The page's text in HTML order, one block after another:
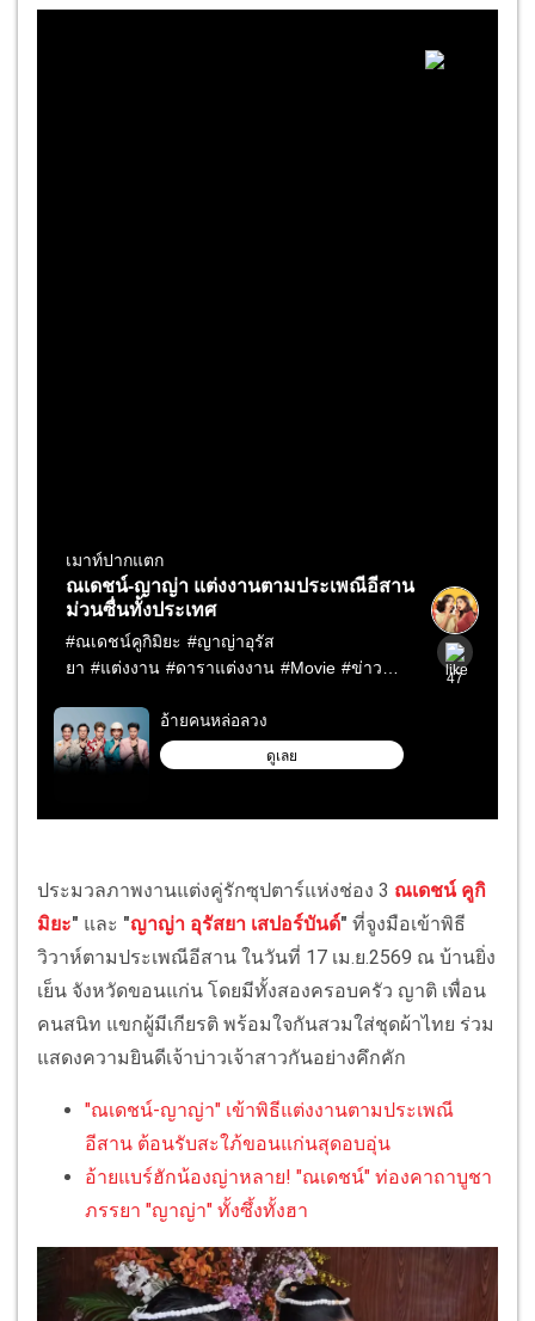
ประมวลภาพงานแต่งคู่รักซุปตาร์แห่งช่อง 3 ณเดชน์ คูกิ
มิยะ" และ "ญาญ่า อุรัสยา เสปอร์บันด์" ที่จูงมือเข้าพิธี
วิวาห์ตามประเพณีอีสาน ในวันที่ 17 เม.ย.2569 ณ บ้านยิ่ง
เย็น จังหวัดขอนแก่น โดยมีทั้งสองครอบครัว ญาติ เพื่อน
คนสนิท แขกผู้มีเกียรติ พร้อมใจกันสวมใส่ชุดผ้าไทย ร่วม
แสดงความยินดีเจ้าบ่าวเจ้าสาวกันอย่างคึกคัก
"ณเดชน์-ญาญ่า" เข้าพิธีแต่งงานตามประเพณี
อีสาน ต้อนรับสะใภ้ขอนแก่นสุดอบอุ่น
อ้ายแบร์ฮักน้องญ่าหลาย! "ณเดชน์" ท่องคาถาบูชา
ภรรยา "ญาญ่า" ทั้งซึ้งทั้งฮา